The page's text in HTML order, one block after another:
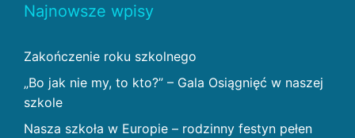
Najnowsze wpisy
Zakończenie roku szkolnego
„Bo jak nie my, to kto?” – Gala Osiągnięć w naszej
szkole
Nasza szkoła w Europie – rodzinny festyn pełen